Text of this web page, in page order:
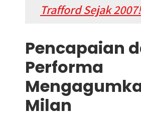
Trafford Sejak 2007!
Pencapaian
Performa
Milan